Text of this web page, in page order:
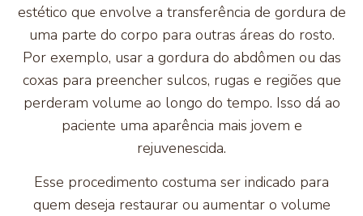
estético que envolve a transferência de gordura de
uma parte do corpo para outras áreas do rosto.
Por exemplo, usar a gordura do abdômen ou das
coxas para preencher sulcos, rugas e regiões que
perderam volume ao longo do tempo. Isso dá ao
paciente uma aparência mais jovem e
rejuvenescida.
Esse procedimento costuma ser indicado para
quem deseja restaurar ou aumentar o volume